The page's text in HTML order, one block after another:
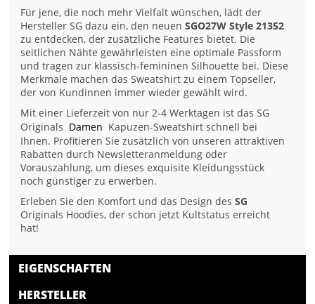
Für jene, die noch mehr Vielfalt wünschen, lädt der
Hersteller SG dazu ein, den neuenSGO27W Style 21352
zu entdecken, der zusätzliche Features bietet. Die
seitlichen Nähte gewährleisten eine optimale Passform
und tragen zur klassisch-femininen Silhouette bei. Diese
Merkmale machen das Sweatshirt zu einem Topseller,
der von Kundinnen immer wieder gewählt wird.
Mit einer Lieferzeit von nur 2-4 Werktagen ist das SG
Originals Damen Kapuzen-Sweatshirt schnell bei
Ihnen. Profitieren Sie zusätzlich von unseren attraktiven
Rabatten durch Newsletteranmeldung oder
Vorauszahlung, um dieses exquisite Kleidungsstück
noch günstiger zu erwerben.
Erleben Sie den Komfort und das Design desSG
Originals Hoodies, der schon jetzt Kultstatus erreicht
hat!
EIGENSCHAFTEN
HERSTELLER